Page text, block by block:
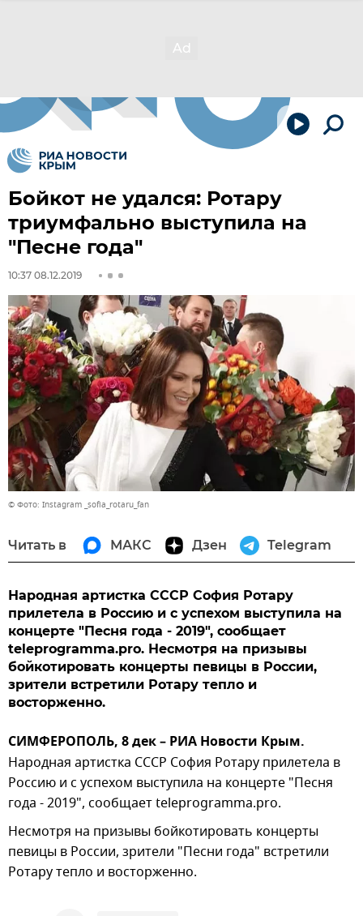
Бойкот не удался: Ротару
триумфально выступила на
"Песне года"
10:37 08.12.2019
© Фото: Instagram _sofia_rotaru_fan
Читать в МАКС Дзен Telegram
Народная артистка СССР София Ротару
прилетела в Россию и с успехом выступила на
концерте "Песня года - 2019", сообщает
teleprogramma.pro. Несмотря на призывы
бойкотировать концерты певицы в России,
зрители встретили Ротару тепло и
восторженно.
СИМФЕРОПОЛЬ, 8 дек – РИА Новости Крым.
Народная артистка СССР София Ротару прилетела в
Россию и с успехом выступила на концерте "Песня
года - 2019", сообщает teleprogramma.pro.
Несмотря на призывы бойкотировать концерты
певицы в России, зрители "Песни года" встретили
Ротару тепло и восторженно.